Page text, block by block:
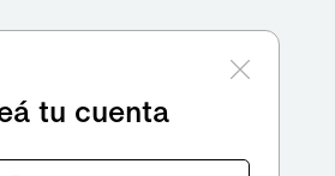
tu cuenta